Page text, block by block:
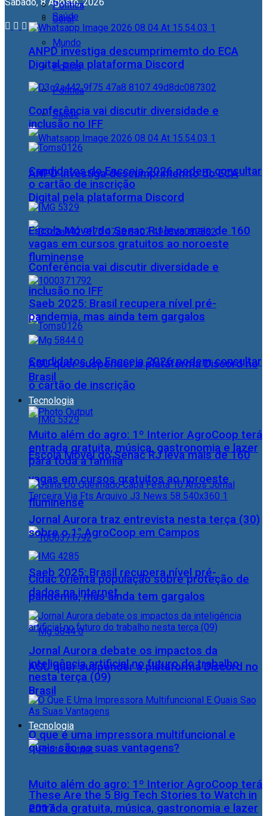
Geral
Mundo
Polícia
Política
Saúde
ANPD investiga descumprimemto do ECA
Digital pela plataforma Discord
Conferência vai discutir diversidade e
inclusão no IFF
Candidatos do Encceja 2026 podem consultar
o cartão de inscrição
Escola Móvel do Senac RJ leva mais de 160
vagas em cursos gratuitos ao noroeste
fluminense
Saeb 2025: Brasil recupera nível pré-
pandemia, mas ainda tem gargalos
AGU quer suspender a plataforma Discord no
Brasil
Tecnologia
Muito além do agro: 1º Interior AgroCoop terá
entrada gratuita, música, gastronomia e lazer
Política
Saúde
ANPD investiga descumprimemto do ECA
Digital pela plataforma Discord
Conferência vai discutir diversidade e
inclusão no IFF
Candidatos do Encceja 2026 podem consultar
o cartão de inscrição
Escola Móvel do Senac RJ leva mais de 160
vagas em cursos gratuitos ao noroeste
fluminense
Saeb 2025: Brasil recupera nível pré-
pandemia, mas ainda tem gargalos
AGU quer suspender a plataforma Discord no
Brasil
Tecnologia
Muito além do agro: 1º Interior AgroCoop terá
entrada gratuita, música, gastronomia e lazer
para toda a família
Jornal Aurora traz entrevista nesta terça (30)
sobre o 1° AgroCoop em Campos
Cidac orienta população sobre proteção de
dados na internet
Jornal Aurora debate os impactos da
inteligência artificial no futuro do trabalho
nesta terça (09)
O que é uma impressora multifuncional e
quais são as suas vantagens?
These Are the 5 Big Tech Stories to Watch in
2017